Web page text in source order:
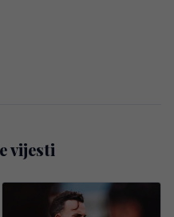
vijesti